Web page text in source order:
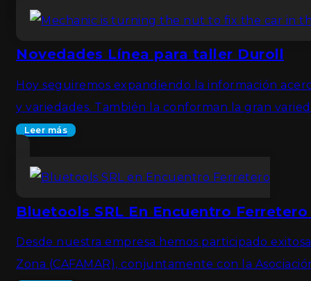
Novedades Línea para taller Duroll
Hoy seguiremos expandiendo la información
y variedades. También la conforman la gran
Leer más
Bluetools SRL En Encuentro
Desde nuestra empresa hemos participado
Zona (CAFAMAR), conjuntamente con la